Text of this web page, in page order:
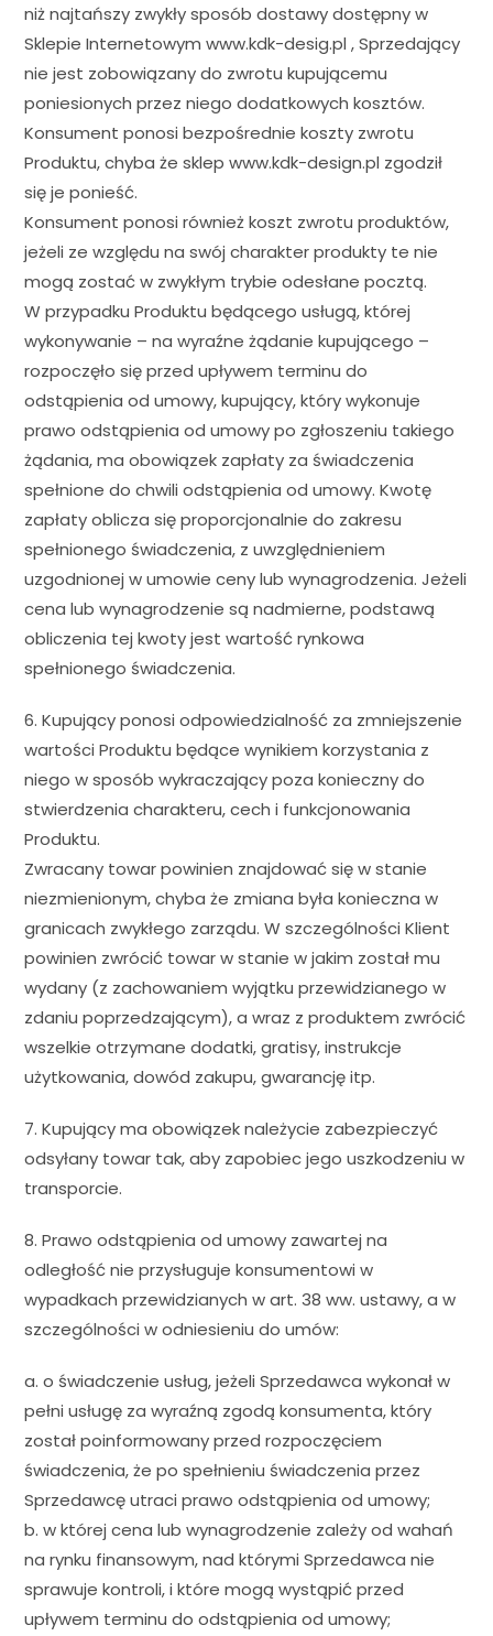
niż najtańszy zwykły sposób dostawy dostępny w
Sklepie Internetowym www.kdk-desig.pl , Sprzedający
nie jest zobowiązany do zwrotu kupującemu
poniesionych przez niego dodatkowych kosztów.
Konsument ponosi bezpośrednie koszty zwrotu
Produktu, chyba że sklep www.kdk-design.pl zgodził
się je ponieść.
Konsument ponosi również koszt zwrotu produktów,
jeżeli ze względu na swój charakter produkty te nie
mogą zostać w zwykłym trybie odesłane pocztą.
W przypadku Produktu będącego usługą, której
wykonywanie – na wyraźne żądanie kupującego –
rozpoczęło się przed upływem terminu do
odstąpienia od umowy, kupujący, który wykonuje
prawo odstąpienia od umowy po zgłoszeniu takiego
żądania, ma obowiązek zapłaty za świadczenia
spełnione do chwili odstąpienia od umowy. Kwotę
zapłaty oblicza się proporcjonalnie do zakresu
spełnionego świadczenia, z uwzględnieniem
uzgodnionej w umowie ceny lub wynagrodzenia. Jeżeli
cena lub wynagrodzenie są nadmierne, podstawą
obliczenia tej kwoty jest wartość rynkowa
spełnionego świadczenia.
6. Kupujący ponosi odpowiedzialność za zmniejszenie
wartości Produktu będące wynikiem korzystania z
niego w sposób wykraczający poza konieczny do
stwierdzenia charakteru, cech i funkcjonowania
Produktu.
Zwracany towar powinien znajdować się w stanie
niezmienionym, chyba że zmiana była konieczna w
granicach zwykłego zarządu. W szczególności Klient
powinien zwrócić towar w stanie w jakim został mu
wydany (z zachowaniem wyjątku przewidzianego w
zdaniu poprzedzającym), a wraz z produktem zwrócić
wszelkie otrzymane dodatki, gratisy, instrukcje
użytkowania, dowód zakupu, gwarancję itp.
7. Kupujący ma obowiązek należycie zabezpieczyć
odsyłany towar tak, aby zapobiec jego uszkodzeniu w
transporcie.
8. Prawo odstąpienia od umowy zawartej na
odległość nie przysługuje konsumentowi w
wypadkach przewidzianych w art. 38 ww. ustawy, a w
szczególności w odniesieniu do umów:
a. o świadczenie usług, jeżeli Sprzedawca wykonał w
pełni usługę za wyraźną zgodą konsumenta, który
został poinformowany przed rozpoczęciem
świadczenia, że po spełnieniu świadczenia przez
Sprzedawcę utraci prawo odstąpienia od umowy;
b. w której cena lub wynagrodzenie zależy od wahań
na rynku finansowym, nad którymi Sprzedawca nie
sprawuje kontroli, i które mogą wystąpić przed
upływem terminu do odstąpienia od umowy;